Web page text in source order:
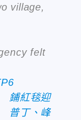
village,
felt
鋪紅毯迎
普丁、峰